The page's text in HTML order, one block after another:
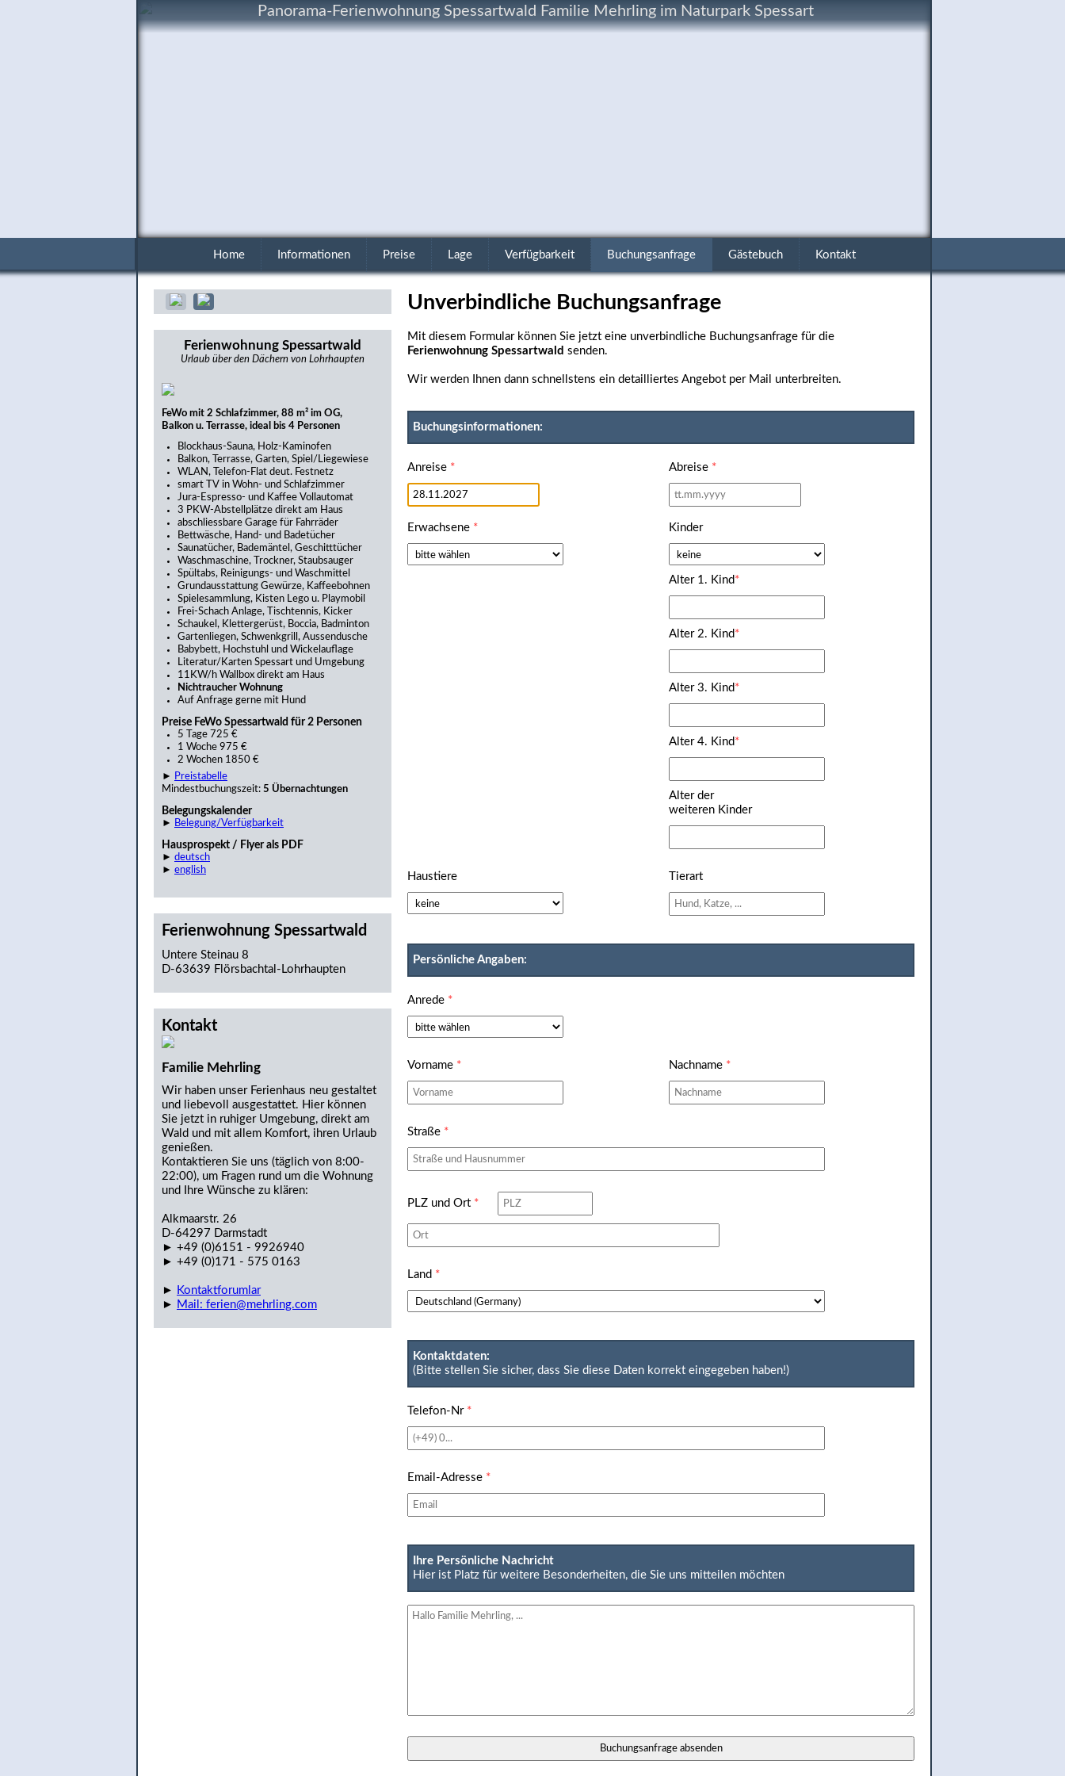
Panorama-Ferienwohnung Spessartwald Familie Mehrling im Naturpark Spessart
Home Informationen Preise Lage Verfügbarkeit Buchungsanfrage Gästebuch Kontakt
Ferienwohnung Spessartwald
Urlaub über den Dächern von Lohrhaupten
FeWo mit 2 Schlafzimmer, 88 m² im OG,
Balkon u. Terrasse, ideal bis 4 Personen
Blockhaus-Sauna, Holz-Kaminofen
Balkon, Terrasse, Garten, Spiel/Liegewiese
WLAN, Telefon-Flat deut. Festnetz
smart TV in Wohn- und Schlafzimmer
Jura-Espresso- und Kaffee Vollautomat
3 PKW-Abstellplätze direkt am Haus
abschliessbare Garage für Fahrräder
Bettwäsche, Hand- und Badetücher
Saunatücher, Bademäntel, Geschitttücher
Waschmaschine, Trockner, Staubsauger
Spültabs, Reinigungs- und Waschmittel
Grundausstattung Gewürze, Kaffeebohnen
Spielesammlung, Kisten Lego u. Playmobil
Frei-Schach Anlage, Tischtennis, Kicker
Schaukel, Klettergerüst, Boccia, Badminton
Gartenliegen, Schwenkgrill, Aussendusche
Babybett, Hochstuhl und Wickelauflage
Literatur/Karten Spessart und Umgebung
11KW/h Wallbox direkt am Haus
Nichtraucher Wohnung
Auf Anfrage gerne mit Hund
Preise FeWo Spessartwald für 2 Personen
5 Tage 725 €
1 Woche 975 €
2 Wochen 1850 €
►
Preistabelle
Mindestbuchungszeit: 5 Übernachtungen
Belegungskalender
► Belegung/Verfügbarkeit
Hausprospekt / Flyer als PDF
► deutsch
► english
Ferienwohnung Spessartwald
Untere Steinau 8
D-63639 Flörsbachtal-Lohrhaupten
Kontakt
Familie Mehrling
Wir haben unser Ferienhaus neu gestaltet
und liebevoll ausgestattet. Hier können
Sie jetzt in ruhiger Umgebung, direkt am
Wald und mit allem Komfort, ihren Urlaub
genießen.
Kontaktieren Sie uns (täglich von 8:00-
22:00), um Fragen rund um die Wohnung
und Ihre Wünsche zu klären:
Alkmaarstr. 26
D-64297 Darmstadt
► +49 (0)6151 - 9926940
► +49 (0)171 - 575 0163
► Kontaktforumlar
► Mail: ferien@mehrling.com
Unverbindliche Buchungsanfrage
Mit diesem Formular können Sie jetzt eine unverbindliche Buchungsanfrage für die
Ferienwohnung Spessartwald senden.
Wir werden Ihnen dann schnellstens ein detailliertes Angebot per Mail unterbreiten.
Buchungsinformationen:
Anreise * Abreise *
Erwachsene * Kinder
Alter 1. Kind*
Alter 2. Kind*
Alter 3. Kind*
Alter 4. Kind*
Alter der
weiteren Kinder
Haustiere Tierart
Persönliche Angaben:
Anrede *
Vorname * Nachname *
Straße *
PLZ und Ort *
Land *
Kontaktdaten:
(Bitte stellen Sie sicher, dass Sie diese Daten korrekt eingegeben haben!)
Telefon-Nr *
Email-Adresse *
Ihre Persönliche Nachricht
Hier ist Platz für weitere Besonderheiten, die Sie uns mitteilen möchten